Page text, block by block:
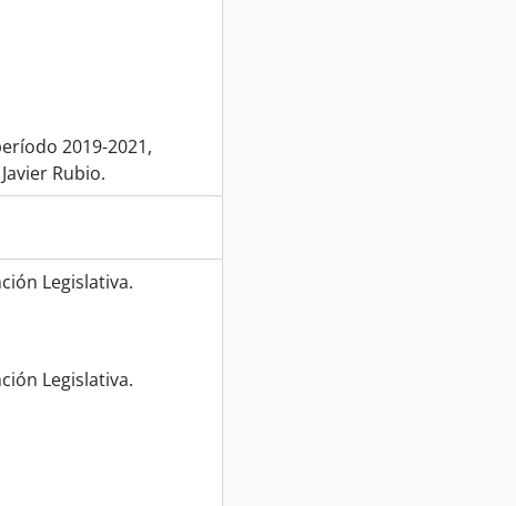
2019-2021,
Rubio.
Legislativa.
Legislativa.